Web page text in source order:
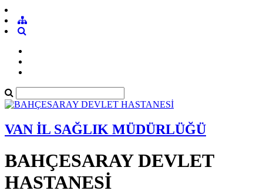
VAN İL SAĞLIK MÜDÜRLÜĞÜ
BAHÇESARAY DEVLET
HASTANESİ